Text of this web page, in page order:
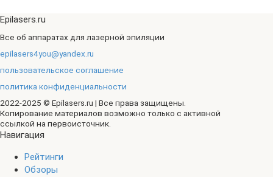
Epilasers.ru
Все об аппаратах для лазерной эпиляции
epilasers4you@yandex.ru
пользовательское соглашение
политика конфиденциальности
2022-2025 © Epilasers.ru | Все права защищены.
Копирование материалов возможно только с активной
ссылкой на первоисточник.
Навигация
Рейтинги
Обзоры